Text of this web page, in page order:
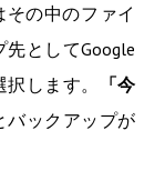
の中のファイ
としてGoogle
します。
「今
バックアップが